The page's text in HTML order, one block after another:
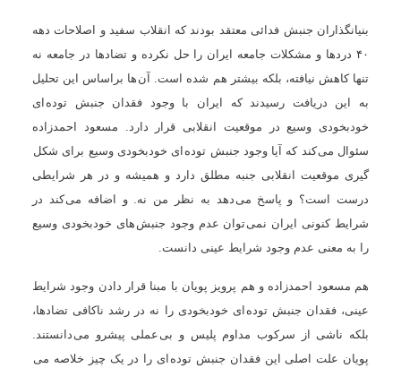
بنيانگذاران جنبش فدائی معتقد بودند که انقلاب سفيد و اصلاحات دهه
۴۰ دردها و مشکلات جامعه ايران را حل نکرده و تضادها در جامعه نه
تنها کاهش نيافته، بلکه بيشتر هم شده است. آن ها براساس اين تحليل
به اين دريافت رسيدند که ايران با وجود فقدان جنبش توده ای
خودبخودی وسيع در موقعيت انقلابی قرار دارد. مسعود احمدزاده
سئوال می کند که آيا وجود جنبش توده ای خودبخودی وسيع برای شکل
گيری موقعيت انقلابی جنبه مطلق دارد و هميشه و در هر شرايطی
درست است؟ و پاسخ می دهد به نظر من نه. و اضافه می کند در
شرايط کنونی ايران نمی توان عدم وجود جنبش های خودبخودی وسيع
را به معنی عدم وجود شرايط عينی دانست.
هم مسعود احمدزاده و هم پرويز پويان با مبنا قرار دادن وجود شرايط
عينی، فقدان جنبش توده ای خودبخودی را نه در رشد ناکافی تضادها،
بلکه ناشی از سرکوب مداوم پليس و بی عملی پيشرو می دانستند.
پويان علت اصلی اين فقدان جنبش توده ای را در يک چيز خلاصه می